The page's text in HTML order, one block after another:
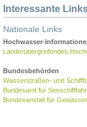
Interessante
Nationale Links
Hochwasser-
Länderübergreifendes
Bundesbehörden
Wasserstraßen- und
Bundesamt für
Bundesanstalt für